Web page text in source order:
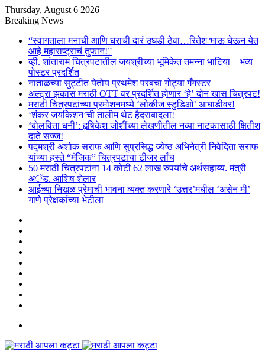
Thursday, August 6 2026
Breaking News
“स्वागताला मनाची आणि घराची दारं उघडी ठेवा…रितेश भाऊ घेऊन येत
आहे महाराष्ट्राचं तुफान!”
व्ही. शांताराम चित्रपटातील जयश्रीच्या भूमिकेत तमन्ना भाटिया – भव्य
पोस्टर प्रदर्शित
नाताळच्या सुट्टीत येतोय प्रथमेश परबचा गोट्या गँगस्टर
अल्ट्रा झकास मराठी OTT वर प्रदर्शित होणार ‘हे’ दोन खास चित्रपट!
मराठी चित्रपटांच्या प्रमोशनमध्ये ‘लोकीज स्टुडिओ’ आघाडीवर!
‘शंकर जयकिशन’ची तालीम थेट हैदराबादला!
‘बोलविता धनी’: हृषिकेश जोशींच्या लेखणीतील नव्या नाटकासाठी क्षितीश
दाते सज्ज!
पद्मश्री अशोक सराफ आणि सुप्रसिद्ध ज्येष्ठ अभिनेत्री निवेदिता सराफ
यांच्या हस्ते “मॅजिक” चित्रपटाचा टीजर लाँच
50 मराठी चित्रपटांना 14 कोटी 62 लाख रुपयांचे अर्थसहाय्य. मंत्री
अॅड. आशिष शेलार
आईच्या निखळ प्रेमाची भावना व्यक्त करणारे ‘उत्तर’मधील ‘असेन मी’
गाणे प्रेक्षकांच्या भेटीला